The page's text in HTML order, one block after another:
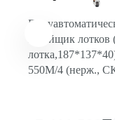
запайщик лотков
550M/4 (нерж.,